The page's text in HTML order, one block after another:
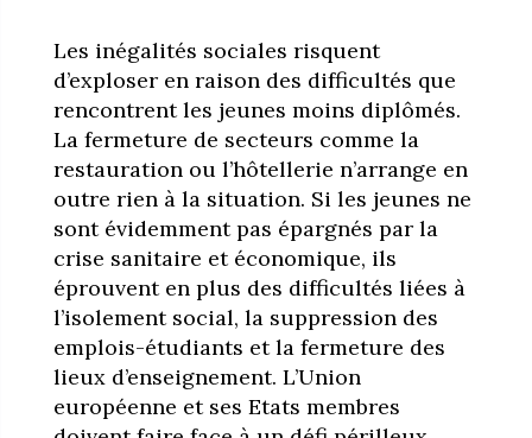
Les inégalités sociales risquent
d’exploser en raison des difficultés que
rencontrent les jeunes moins diplômés.
La fermeture de secteurs comme la
restauration ou l’hôtellerie n’arrange en
outre rien à la situation. Si les jeunes ne
sont évidemment pas épargnés par la
crise sanitaire et économique, ils
éprouvent en plus des difficultés liées à
l’isolement social, la suppression des
emplois-étudiants et la fermeture des
lieux d’enseignement. L’Union
européenne et ses Etats membres